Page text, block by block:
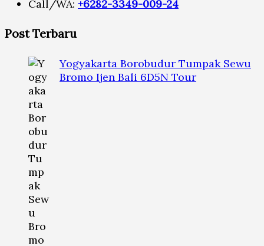
Call/WA: +6282-3349-009-24
Post Terbaru
Yogyakarta Borobudur Tumpak Sewu
Bromo Ijen Bali 6D5N Tour